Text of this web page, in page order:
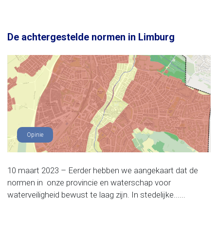
De achtergestelde normen in Limburg
Opinie
10 maart 2023 – Eerder hebben we aangekaart dat de
normen in onze provincie en waterschap voor
waterveiligheid bewust te laag zijn. In stedelijke......